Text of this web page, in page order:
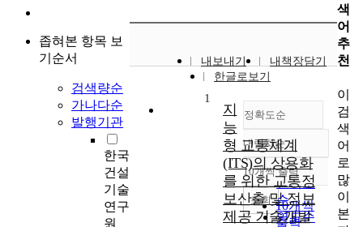
좁혀본 항목 보
기순서
검색량순
가나다순
발행기관
한국
건설
기술
연구
원
내보내기
내책장담기
한글로보기
정확도순
정확도
순
인기도
순
연도순
내림차순
내림차순
10개씩 출력
10개씩
출력
조회
1
지
능
형 교통체계
(ITS)의 상용화
를 위한 교통정
보산출 및 정보
제공 기술개발
색
어
추
천
이
검
색
어
로
많
이
본